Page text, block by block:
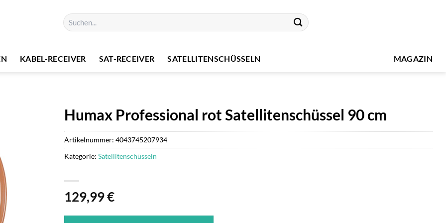
Suchen
nach:
KABEL-RECEIVER SAT-RECEIVER SATELLITENSCHÜSSELN MAGAZIN
Humax Professional rot Satellitenschüssel 90 cm
129,99€
Artikelnummer: 4043745207934
Kategorie: Satellitenschüsseln